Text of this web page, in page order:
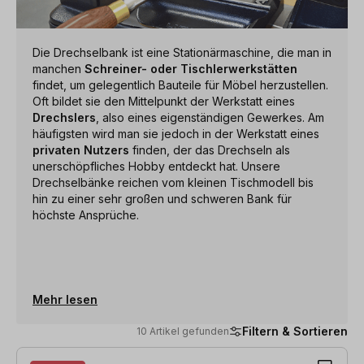
Die Drechselbank ist eine Stationärmaschine, die man in
manchen Schreiner- oder Tischlerwerkstätten
findet, um gelegentlich Bauteile für Möbel herzustellen.
Oft bildet sie den Mittelpunkt der Werkstatt eines
Drechslers , also eines eigenständigen Gewerkes. Am
häufigsten wird man sie jedoch in der Werkstatt eines
privaten Nutzers finden, der das Drechseln als
unerschöpfliches Hobby entdeckt hat. Unsere
Drechselbänke reichen vom kleinen Tischmodell bis
hin zu einer sehr großen und schweren Bank für
höchste Ansprüche.
Mehr lesen
10 Artikel gefunden Filtern & Sortieren
10 Artikel gefunden